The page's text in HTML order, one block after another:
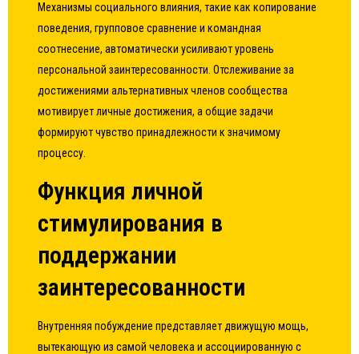
Механизмы социального влияния, такие как копирование
поведения, групповое сравнение и командная
соотнесение, автоматически усиливают уровень
персональной заинтересованности. Отслеживание за
достижениями альтернативных членов сообщества
мотивирует личные достижения, а общие задачи
формируют чувство принадлежности к значимому
процессу.
Функция личной
стимулирования в
поддержании
заинтересованности
Внутренняя побуждение представляет движущую мощь,
вытекающую из самой человека и ассоциированную с